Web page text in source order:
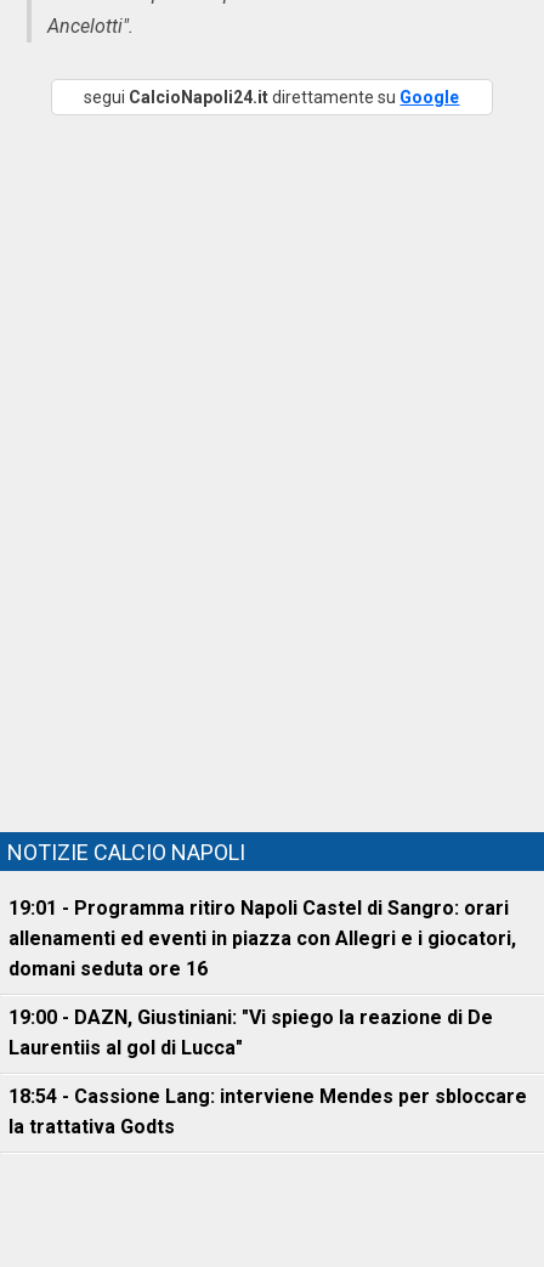
Ancelotti".
segui CalcioNapoli24.itdirettamente su Google
NOTIZIE CALCIO NAPOLI
19:01 - Programma ritiro Napoli Castel di Sangro: orari
allenamenti ed eventi in piazza con Allegri e i giocatori,
domani seduta ore 16
19:00 - DAZN, Giustiniani: "Vi spiego la reazione di De
Laurentiis al gol di Lucca"
18:54 - Cassione Lang: interviene Mendes per sbloccare
la trattativa Godts